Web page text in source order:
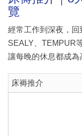
覽
經常工作到深夜，回
SEALY、TEMPUR
讓每晚的休息都成為
床褥推介